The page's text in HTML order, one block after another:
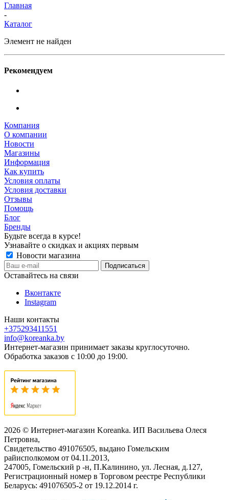
Главная
-
Каталог
Элемент не найден
Рекомендуем
Компания
О компании
Новости
Магазины
Информация
Как купить
Условия оплаты
Условия доставки
Отзывы
Помощь
Блог
Бренды
Будьте всегда в курсе!
Узнавайте о скидках и акциях первым
Новости магазина
Оставайтесь на связи
Вконтакте
Instagram
Наши контакты
+375293411551
info@koreanka.by
Интернет-магазин принимает заказы круглосуточно.
Обработка заказов с 10:00 до 19:00.
2026 © Интернет-магазин Koreanka. ИП Васильева Олеся
Петровна,
Свидетельство ‎491076505, выдано Гомельским
райисполкомом от 04.11.2013,
247005, Гомельский р -н, П.Калинино, ул. Лесная, д.127,
Регистрационный номер в Торговом реестре Республики
Беларусь: ‎491076505-2 от 19.12.2014 г.